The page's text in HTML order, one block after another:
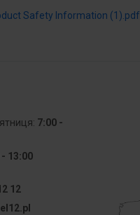
4X
Safety Information (1).pdf
7:00 -
- 13:00
12